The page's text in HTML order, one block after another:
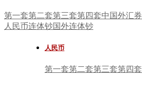
第一套第二套第三套第四套中国外汇券
人民币连体钞国外连体钞
人民币
第一套第二套第三套第四套